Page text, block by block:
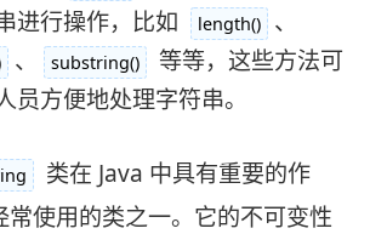
进行操作，比如
length() 、
、 substring()
等等，这些方法可
员方便地处理字符串。
类在 Java 中具有重要的作
常使用的类之一。它的不可变性